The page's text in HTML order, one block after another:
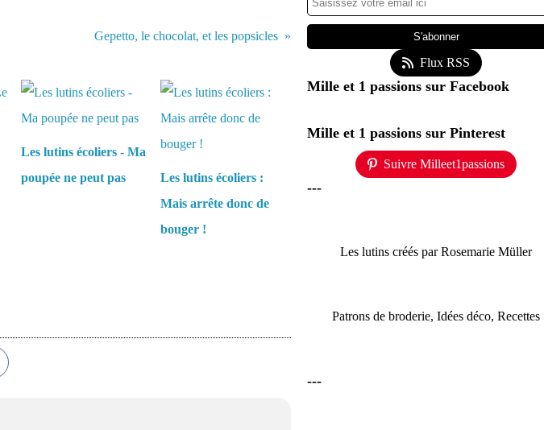
Gepetto, le chocolat, et les popsicles
Les lutins écoliers - Ma
poupée ne peut pas
Les lutins écoliers :
Mais arrête donc de
bouger !
Flux RSS
Mille et 1 passions sur Facebook
Mille et 1 passions sur Pinterest
Suivre Milleet1passions
---
Les lutins créés par Rosemarie Müller
Patrons de broderie, Idées déco, Recettes
---